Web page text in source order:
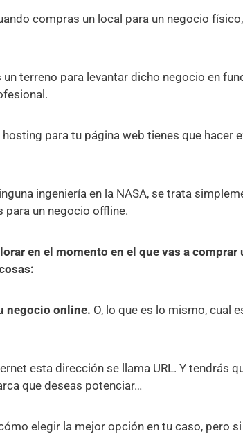
compras un local para un negocio
terreno para levantar dicho negocio en
para tu página web tienes que hacer
ingeniería en la NASA, se trata
un negocio offline.
en el momento en el que vas a
negocio online. O, lo que es lo mismo, cual
esta dirección se llama URL. Y tendrás
que deseas potenciar…
elegir la mejor opción en tu caso, pero